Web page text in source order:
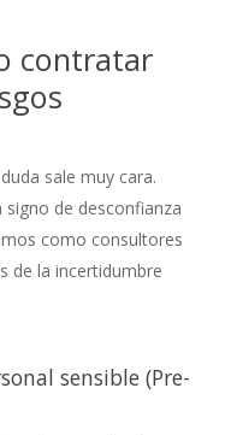
contratar
sale muy cara.
de desconfianza
como consultores
de la incertidumbre
sensible (Pre-